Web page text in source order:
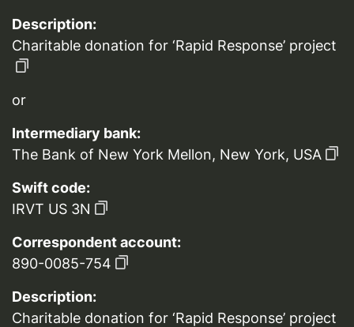
Description:
Charitable donation for ‘Rapid Response’ project
or
Intermediary bank:
The Bank of New York Mellon, New York, USA
Swift code:
IRVT US 3N
Correspondent account:
890-0085-754
Description:
Charitable donation for ‘Rapid Response’ project